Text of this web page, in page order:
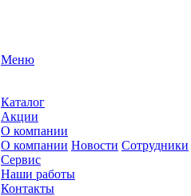
Меню
Каталог
Акции
О компании
О компании Новости Сотрудники
Сервис
Наши работы
Контакты